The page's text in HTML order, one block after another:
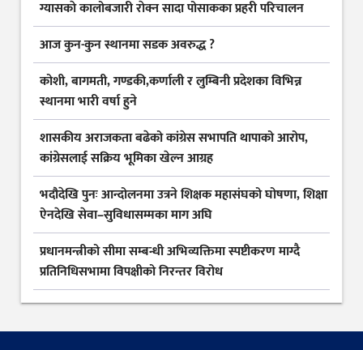
ग्यासकाे कालोबजारी राेक्न सादा पोसाकका प्रहरी परिचालन
आज कुन-कुन स्थानमा सडक अवरुद्ध ?
कोशी, बागमती, गण्डकी,कर्णाली र लुम्बिनी प्रदेशका विभिन्न
स्थानमा भारी वर्षा हुने
शासकीय अराजकता बढेको कांग्रेस सभापति थापाको आरोप,
कांग्रेसलाई सक्रिय भूमिका खेल्न आग्रह
भदौदेखि पुनः आन्दोलनमा उत्रने शिक्षक महासंघको घोषणा, शिक्षा
ऐनदेखि सेवा–सुविधासम्मका माग अघि
प्रधानमन्त्रीको सीमा सम्बन्धी अभिव्यक्तिमा स्पष्टीकरण माग्दै
प्रतिनिधिसभामा विपक्षीको निरन्तर विरोध